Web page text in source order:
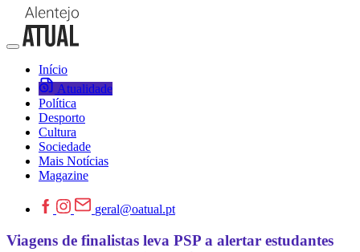
Início
Atualidade
Política
Desporto
Cultura
Sociedade
Mais Notícias
Magazine
geral@oatual.pt
Viagens de finalistas leva PSP a alertar estudantes